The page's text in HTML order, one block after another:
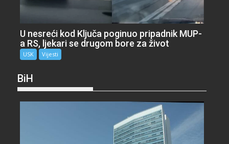
U nesreći kod Ključa poginuo pripadnik MUP-
a RS, ljekari se drugom bore za život
USK Vijesti
BiH